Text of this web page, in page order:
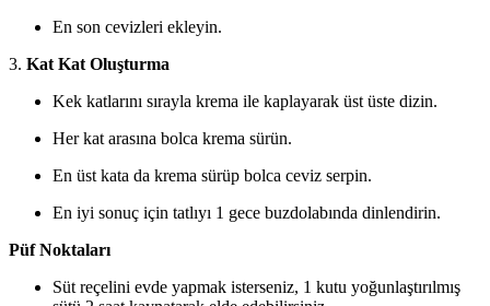
En son cevizleri ekleyin.
3. Kat Kat Oluşturma
Kek katlarını sırayla krema ile kaplayarak üst üste dizin.
Her kat arasına bolca krema sürün.
En üst kata da krema sürüp bolca ceviz serpin.
En iyi sonuç için tatlıyı 1 gece buzdolabında dinlendirin.
Püf Noktaları
Süt reçelini evde yapmak isterseniz, 1 kutu yoğunlaştırılmış